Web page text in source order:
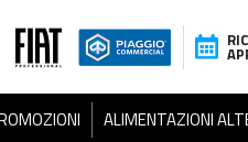
ALIMENTAZIONI